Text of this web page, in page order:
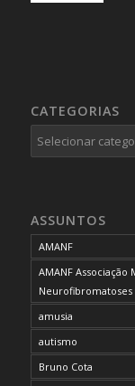
CATEGORIAS
Categorias
ASSUNTOS
AMANF
AMANF
Neurofibromatoses
amusia
autismo
Bruno Cota